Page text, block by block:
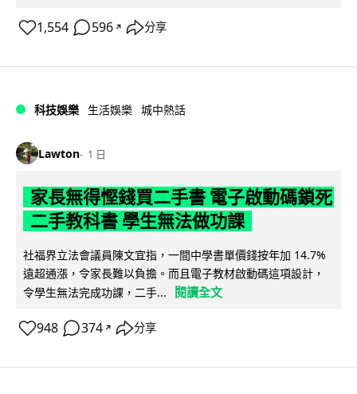
1,554 596 ↗ 分享
科技娛樂 生活娛樂 城中熱話
Lawton 1 日
家長無得慳錢買二手書 電子啟動碼鎖死
二手教科書 學生無法做功課
社福界立法會議員陳文宜指，一間中學書單價錢按年加 14.7%
遠超通漲，令家長難以負擔。而且電子教材啟動碼這項設計，
令學生無法完成功課，二手...
閱讀全文
948 374 ↗ 分享